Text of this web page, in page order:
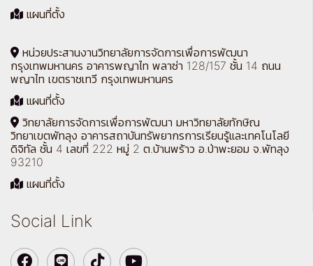
แผนที่ตั้ง
หน่วยประสานงานวิทยาลัยการจัดการเพื่อการพัฒนา
กรุงเทพมหานคร อาคารพญาไท พลาซ่า 128/157 ชั้น 14 ถนน
พญาไท เขตราชเทวี กรุงเทพมหานคร
แผนที่ตั้ง
วิทยาลัยการจัดการเพื่อการพัฒนา มหาวิทยาลัยทักษิณ
วิทยาเขตพัทลุง อาคารสถาบันทรัพยากรการเรียนรู้และเทคโนโลยี
ดิจิทัล ชั้น 4 เลขที่ 222 หมู่ 2 ต.บ้านพร้าว อ.ป่าพะยอม จ.พัทลุง
93210
แผนที่ตั้ง
Social Link